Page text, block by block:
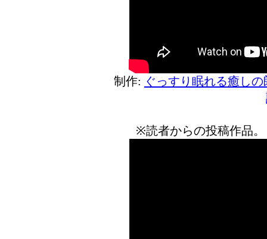
制作: ぐっすり眠れる癒し
※読者からの投稿作品